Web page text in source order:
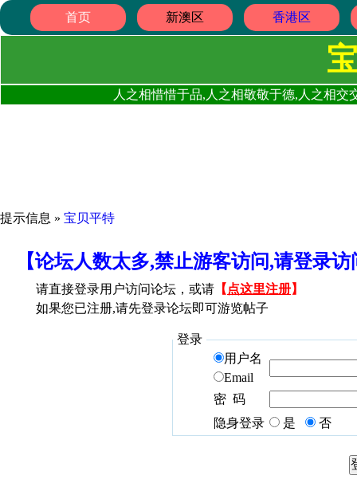
首页 新澳区 香港区
人之相惜惜于品,人之相敬敬于德,人之相
提示信息 » 宝贝平特
【论坛人数太多,禁止游客访问,请登录
请直接登录用户访问论坛，或请 【 点这里注册】
如果您已注册,请先登录论坛即可游览帖子
登录
用户名
Email
密 码
隐身登录
是 否